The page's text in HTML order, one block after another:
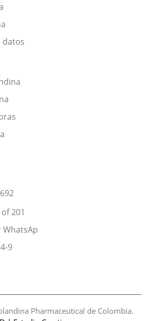
datos
201
WhatsAp
9
Pharmaceutical de Colombia.